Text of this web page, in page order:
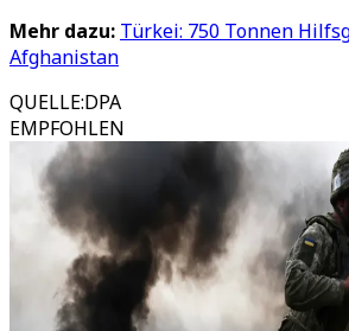
Mehr dazu: Türkei: 750 Tonnen
Afghanistan
QUELLE:DPA
EMPFOHLEN